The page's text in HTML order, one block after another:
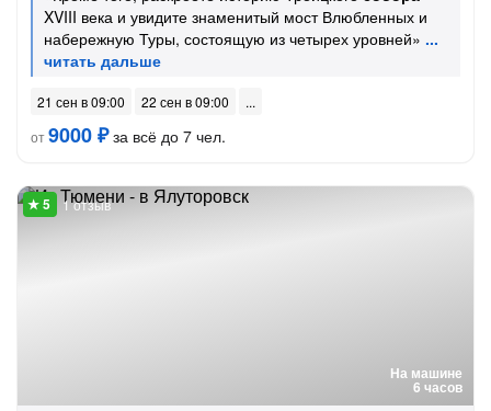
XVIII века и увидите знаменитый мост Влюбленных и
набережную Туры, состоящую из четырех уровней»
21 сен в 09:00
22 сен в 09:00
от9000 ₽за всё до 7 чел.
На машине
6 часов
1 отзыв